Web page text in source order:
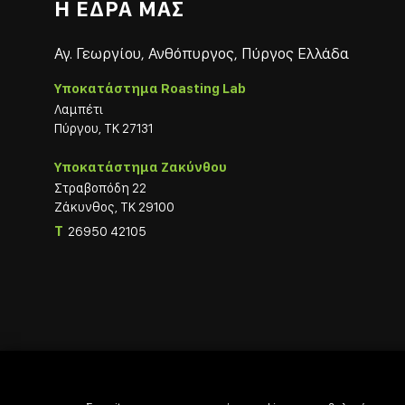
Η ΕΔΡΑ ΜΑΣ
Αγ. Γεωργίου, Ανθόπυργος, Πύργος Ελλάδα
Υποκατάστημα Roasting Lab
Λαμπέτι
Πύργου, ΤΚ 27131
Υποκατάστημα Ζακύνθου
Στραβοπόδη 22
Ζάκυνθος, ΤΚ 29100
T 26950 42105